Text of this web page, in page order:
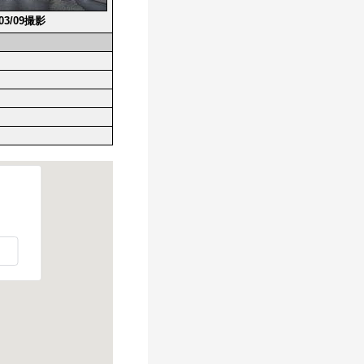
09撮影